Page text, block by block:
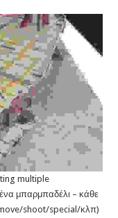
multiple
μπαρμπαδέλι – κάθε
shoot/special/κλπ)